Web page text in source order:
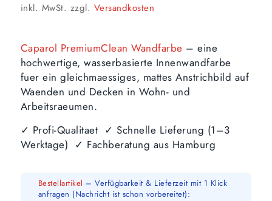
inkl. MwSt. zzgl. Versandkosten
Caparol PremiumClean Wandfarbe – eine
hochwertige, wasserbasierte Innenwandfarbe
fuer ein gleichmaessiges, mattes Anstrichbild auf
Waenden und Decken in Wohn- und
Arbeitsraeumen.
✓ Profi-Qualitaet ✓ Schnelle Lieferung (1–3
Werktage) ✓ Fachberatung aus Hamburg
Bestellartikel – Verfügbarkeit & Lieferzeit mit 1 Klick
anfragen (Nachricht ist schon vorbereitet):